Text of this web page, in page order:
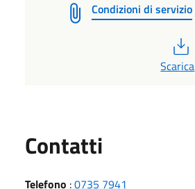
Condizioni di servizio
Scarica
Contatti
Telefono :0735 7941